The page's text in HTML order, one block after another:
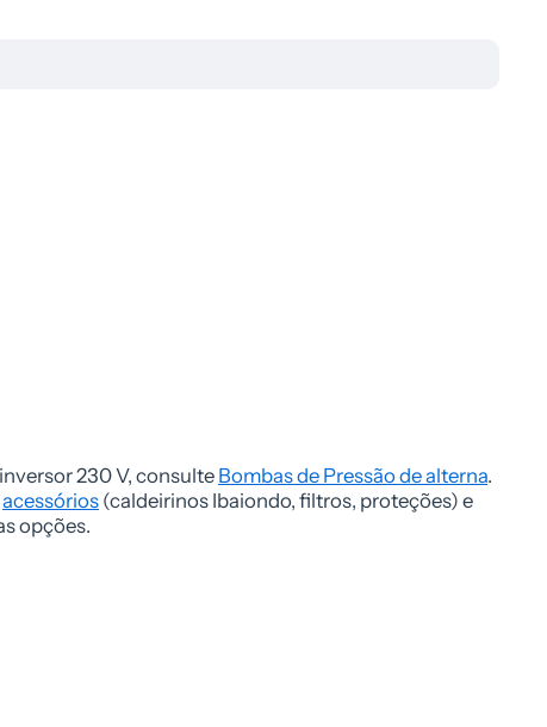
230 V, consulteBombas de Pressão de alterna.
acessórios (caldeirinos Ibaiondo, filtros, proteções) e
opções.